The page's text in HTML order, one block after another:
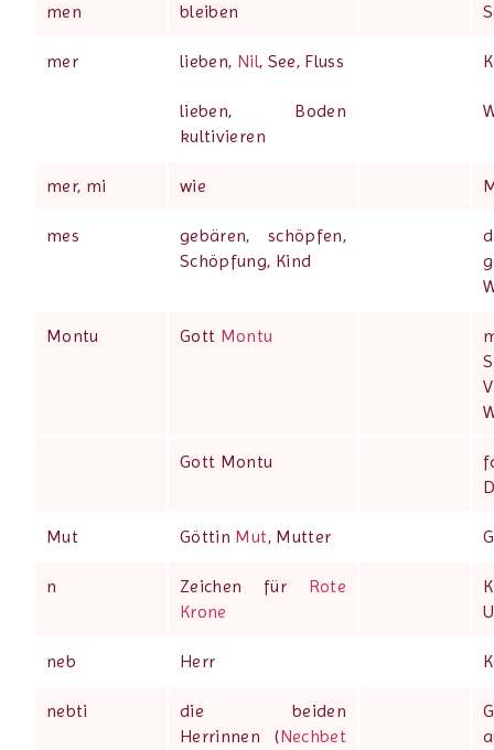
men bleiben
mer lieben, Nil, See, Fluss
lieben, Boden
kultivieren
mer, mi wie
mes
gebären, schöpfen,
Schöpfung, Kind
Montu Gott Montu
Gott Montu
Mut Göttin Mut, Mutter
n Zeichen für Rote
Krone
neb Herr
nebti
die beiden
Herrinnen (Nechbet